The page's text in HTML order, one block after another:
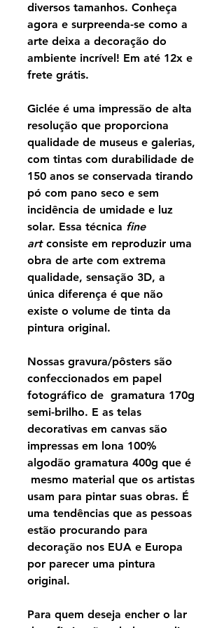
diversos tamanhos. Conheça
agora e surpreenda-se como a
arte deixa a decoração do
ambiente incrível! Em até 12x e
frete grátis.
Giclée é uma impressão de alta
resolução que proporciona
qualidade de museus e galerias,
com tintas com durabilidade de
150 anos se conservada tirando
pó com pano seco e sem
incidência de umidade e luz
solar. Essa técnica fine
artconsiste em reproduzir uma
obra de arte com extrema
qualidade, sensação 3D, a
única diferença é que não
existe o volume de tinta da
pintura original.
Nossas gravura/pôsters são
confeccionados em papel
fotográfico de gramatura 170g
semi-brilho. E as telas
decorativas em canvas são
impressas em lona 100%
algodão gramatura 400g que é
mesmo material que os artistas
usam para pintar suas obras. É
uma tendências que as pessoas
estão procurando para
decoração nos EUA e Europa
por parecer uma pintura
original.
Para quem deseja encher o lar